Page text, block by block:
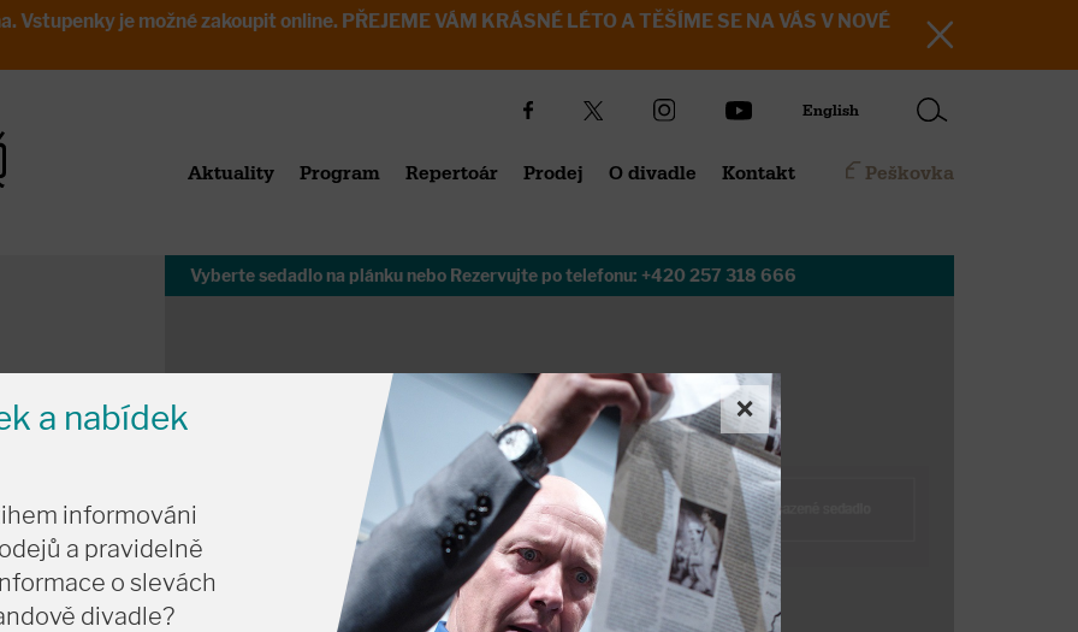
je možné zakoupit online. PŘEJEME VÁM KRÁSNÉ LÉTO A TĚŠÍME SE NA VÁS V NOVÉ
English
Aktuality Program Repertoár Prodej O divadle Kontakt Peškovka
Vyberte sedadlo na plánku nebo Rezervujte po telefonu: +420 257 318 666
×
a nabídek
informováni
a pravidelně
o slevách
divadle?